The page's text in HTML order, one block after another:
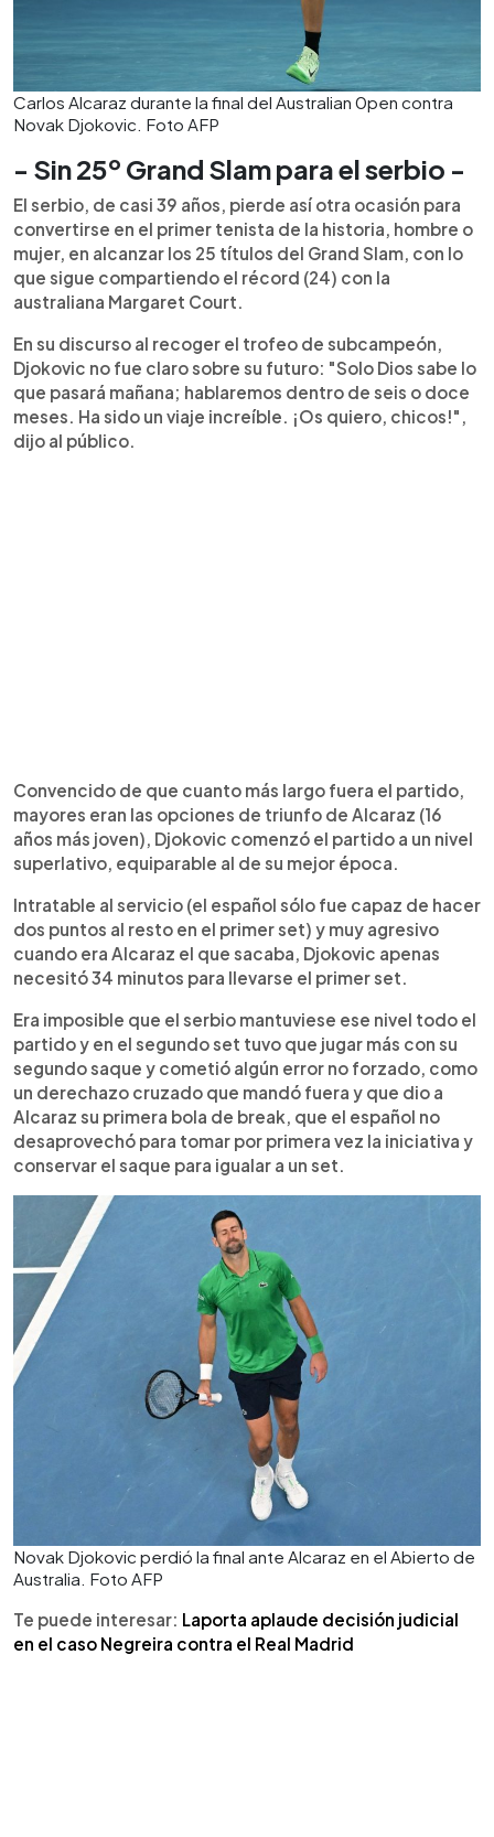
Carlos Alcaraz durante la final del Australian 0pen contra
Novak Djokovic. Foto AFP
- Sin 25º Grand Slam para el serbio -
El serbio, de casi 39 años, pierde así otra ocasión para
convertirse en el primer tenista de la historia, hombre o
mujer, en alcanzar los 25 títulos del Grand Slam, con lo
que sigue compartiendo el récord (24) con la
australiana Margaret Court.
En su discurso al recoger el trofeo de subcampeón,
Djokovic no fue claro sobre su futuro: "Solo Dios sabe lo
que pasará mañana; hablaremos dentro de seis o doce
meses. Ha sido un viaje increíble. ¡Os quiero, chicos!",
dijo al público.
Convencido de que cuanto más largo fuera el partido,
mayores eran las opciones de triunfo de Alcaraz (16
años más joven), Djokovic comenzó el partido a un nivel
superlativo, equiparable al de su mejor época.
Intratable al servicio (el español sólo fue capaz de hacer
dos puntos al resto en el primer set) y muy agresivo
cuando era Alcaraz el que sacaba, Djokovic apenas
necesitó 34 minutos para llevarse el primer set.
Era imposible que el serbio mantuviese ese nivel todo el
partido y en el segundo set tuvo que jugar más con su
segundo saque y cometió algún error no forzado, como
un derechazo cruzado que mandó fuera y que dio a
Alcaraz su primera bola de break, que el español no
desaprovechó para tomar por primera vez la iniciativa y
conservar el saque para igualar a un set.
Novak Djokovic perdió la final ante Alcaraz en el Abierto de
Australia. Foto AFP
Te puede interesar: Laporta aplaude decisión judicial
en el caso Negreira contra el Real Madrid